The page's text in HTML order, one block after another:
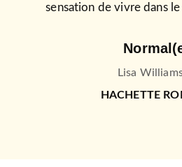
sensation de vivre dans
Lisa
HACHETTE